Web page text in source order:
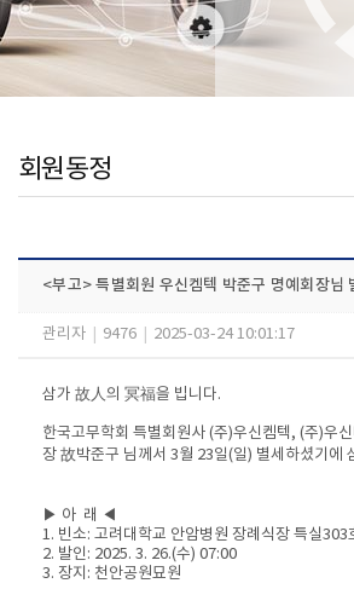
회원동정
<부고> 특별회원 우신켐텍 박준구 명예회장님
관리자 9476 2025-03-24 10:01:17
삼가 故人의 冥福을 빕니다.
한국고무학회 특별회원사 (주)우신켐텍, (주)우
장​ 故박준구 님께서 3월 23일(일) 별세하셨기에
▶ 아 래 ◀
1. 빈소: 고려대학교 안암병원 장례식장 특실303
2. 발인: 2025. 3. 26.(수) 07:00
3. 장지: 천안공원묘원